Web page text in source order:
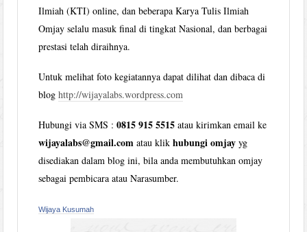
Ilmiah (KTI) online, dan beberapa Karya Tulis Ilmiah
Omjay selalu masuk final di tingkat Nasional, dan berbagai
prestasi telah diraihnya.
Untuk melihat foto kegiatannya dapat dilihat dan dibaca di
bloghttp://wijayalabs.wordpress.com
Hubungi via SMS :0815 915 5515 atau kirimkan email ke
wijayalabs@gmail.com atau klikhubungi omjay yg
disediakan dalam blog ini, bila anda membutuhkan omjay
sebagai pembicara atau Narasumber.
Wijaya Kusumah